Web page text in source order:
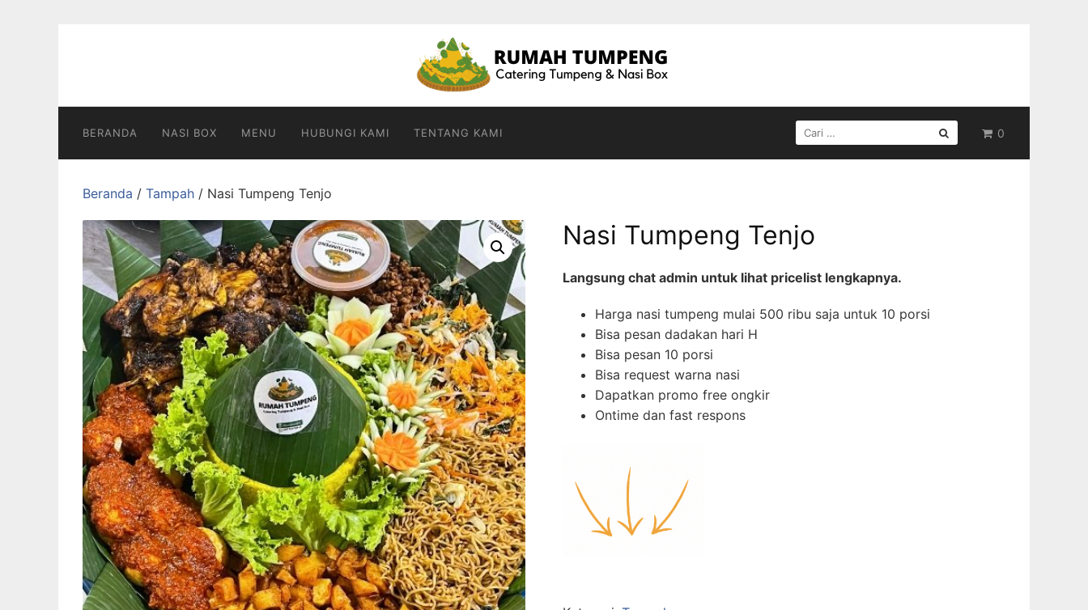
0
BERANDA NASI BOX MENU HUBUNGI KAMI TENTANG KAMI
CARI
UNTUK:
Beranda / Tampah / Nasi Tumpeng Tenjo
Nasi Tumpeng Tenjo
Langsung chat admin untuk lihat pricelist lengkapnya.
Harga nasi tumpeng mulai 500 ribu saja untuk 10 porsi
Bisa pesan dadakan hari H
Bisa pesan 10 porsi
Bisa request warna nasi
Dapatkan promo free ongkir
Ontime dan fast respons